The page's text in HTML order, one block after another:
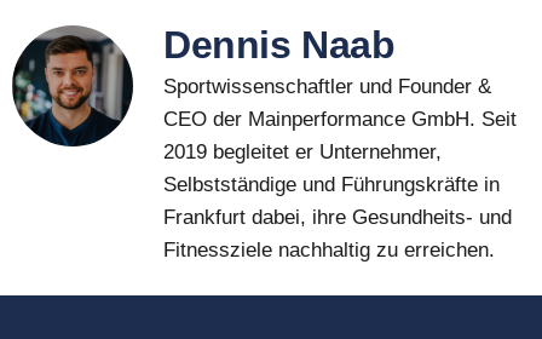
Dennis Naab
Sportwissenschaftler und Founder &
CEO der Mainperformance GmbH. Seit
2019 begleitet er Unternehmer,
Selbstständige und Führungskräfte in
Frankfurt dabei, ihre Gesundheits- und
Fitnessziele nachhaltig zu erreichen.